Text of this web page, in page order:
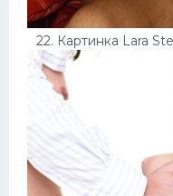
22. Картинка Lara